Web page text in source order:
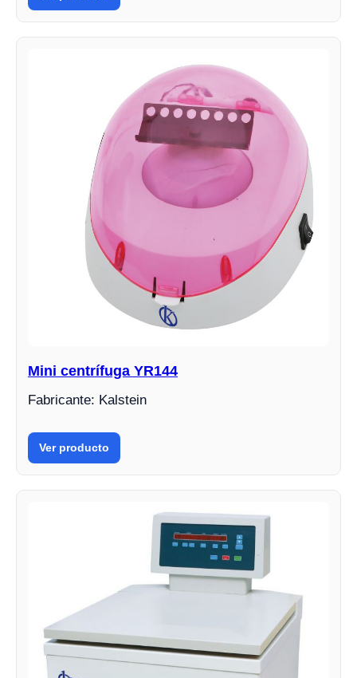
Mini centrífuga YR144
Fabricante: Kalstein
Ver producto